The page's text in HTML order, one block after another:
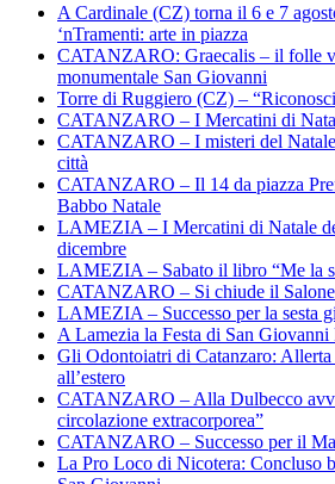
A Cardinale (CZ) torna il 6 e 7
‘nTramenti: arte in piazza
CATANZARO: Graecalis – il folle
monumentale San Giovanni
Torre di Ruggiero (CZ) –
CATANZARO – I Mercatini di
CATANZARO – I misteri del
città
CATANZARO – Il 14 da piazza
Babbo Natale
LAMEZIA – I Mercatini di Natale
dicembre
LAMEZIA – Sabato il libro “Me la
CATANZARO – Si chiude il
LAMEZIA – Successo per la sesta
A Lamezia la Festa di San
Gli Odontoiatri di Catanzaro: Allerta
all’estero
CATANZARO – Alla Dulbecco
circolazione extracorporea”
CATANZARO – Successo per il
La Pro Loco di Nicotera: Concluso